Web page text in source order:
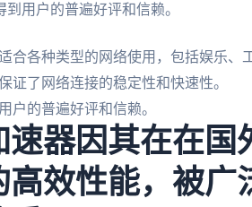
用户的普遍好评和信赖。
合各种类型的网络使用，包括娱乐、
证了网络连接的稳定性和快速性。
户的普遍好评和信赖。
速器因其在在国
高效性能，被广